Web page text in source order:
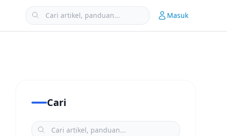
Masuk
Cari